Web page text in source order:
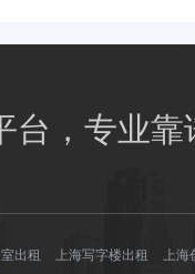
台，专业靠
出租 上海写字楼出租 上海